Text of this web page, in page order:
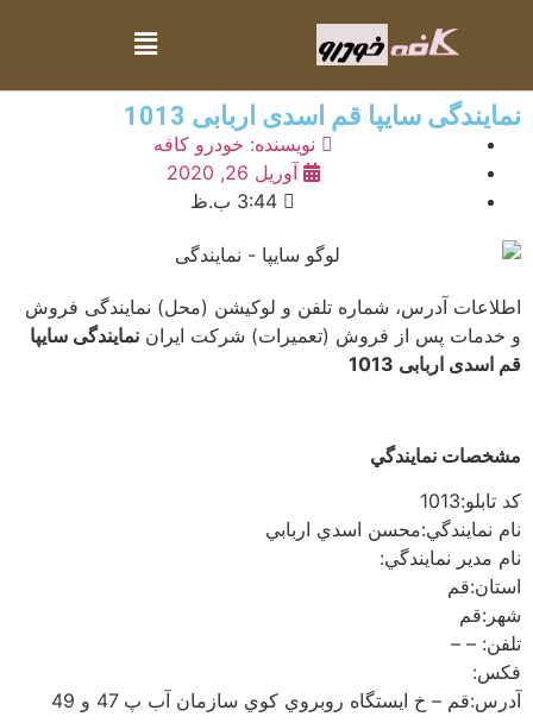
نمایندگی سایپا قم اسدی اربابی 1013
نویسنده: خودرو کافه
آوریل 26, 2020
3:44 ب.ظ
اطلاعات آدرس، شماره تلفن و لوکیشن (محل) نمایندگی فروش
و خدمات پس از فروش (تعمیرات) شرکت ایران نمایندگی سایپا
قم اسدی اربابی 1013
مشخصات نمايندگي
كد تابلو:1013
نام نمايندگي:محسن اسدي اربابي
نام مدير نمايندگي:
استان:قم
شهر:قم
تلفن: – –
فكس:
آدرس:قم – خ ايستگاه روبروي كوي سازمان آب پ 47 و 49